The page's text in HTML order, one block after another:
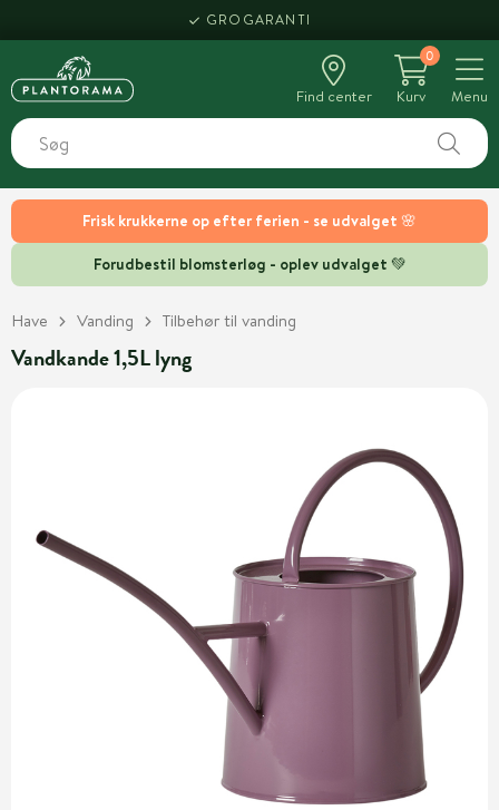
Frisk krukkerne op efter ferien - se udvalget 🌸
Forudbestil blomsterløg - oplev udvalget 💚
GROGARANTI
Find center
0
Kurv
Menu
Have Vanding Tilbehør til vanding
Vandkande 1,5L lyng